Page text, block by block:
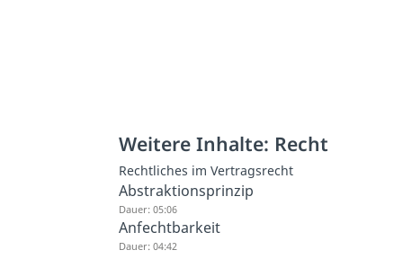
Weitere Inhalte: Recht
Rechtliches im Vertragsrecht
Abstraktionsprinzip
Dauer: 05:06
Anfechtbarkeit
Dauer: 04:42